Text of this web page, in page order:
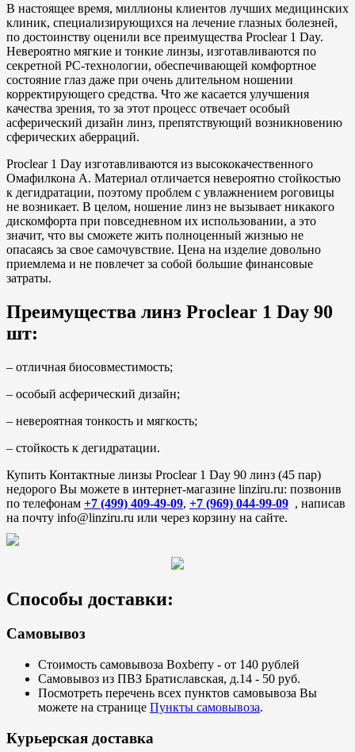
В настоящее время, миллионы клиентов лучших медицинских
клиник, специализирующихся на лечение глазных болезней,
по достоинству оценили все преимущества Proclear 1 Day.
Невероятно мягкие и тонкие линзы, изготавливаются по
секретной PC-технологии, обеспечивающей комфортное
состояние глаз даже при очень длительном ношении
корректирующего средства. Что же касается улучшения
качества зрения, то за этот процесс отвечает особый
асферический дизайн линз, препятствующий возникновению
сферических аберраций.
Proclear 1 Day изготавливаются из высококачественного
Омафилкона А. Материал отличается невероятно стойкостью
к дегидратации, поэтому проблем с увлажнением роговицы
не возникает. В целом, ношение линз не вызывает никакого
дискомфорта при повседневном их использовании, а это
значит, что вы сможете жить полноценный жизнью не
опасаясь за свое самочувствие. Цена на изделие довольно
приемлема и не повлечет за собой большие финансовые
затраты.
Преимущества линз Proclear 1 Day 90
шт:
– отличная биосовместимость;
– особый асферический дизайн;
– невероятная тонкость и мягкость;
– стойкость к дегидратации.
Купить Контактные линзы Proclear 1 Day 90 линз (45 пар)
недорого Вы можете в интернет-магазине linziru.ru: позвонив
по телефонам +7 (499) 409-49-09, +7 (969) 044-99-09 , написав
на почту info@linziru.ru или через корзину на сайте.
Способы доставки:
Самовывоз
Стоимость самовывоза Boxberry - от 140 рублей
Самовывоз из ПВЗ Братиславская, д.14 - 50 руб.
Посмотреть перечень всех пунктов самовывоза Вы
можете на странице Пункты самовывоза.
Курьерская доставка